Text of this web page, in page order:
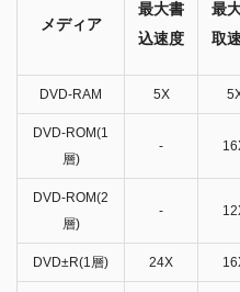
メディア
最大書
込速度
最
取
DVD-RAM 5X
DVD-ROM(1
層)
-
DVD-ROM(2
層)
-
DVD±R(1層) 24X